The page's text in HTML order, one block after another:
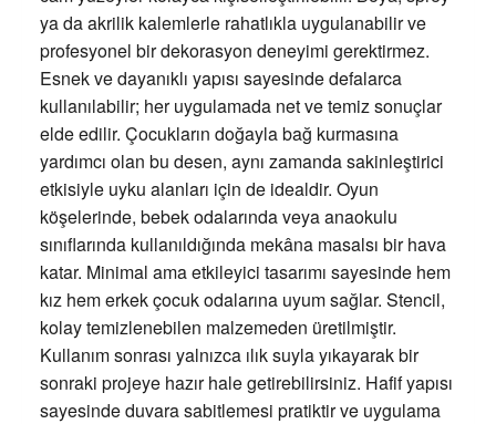
ya da akrilik kalemlerle rahatlıkla uygulanabilir ve
profesyonel bir dekorasyon deneyimi gerektirmez.
Esnek ve dayanıklı yapısı sayesinde defalarca
kullanılabilir; her uygulamada net ve temiz sonuçlar
elde edilir. Çocukların doğayla bağ kurmasına
yardımcı olan bu desen, aynı zamanda sakinleştirici
etkisiyle uyku alanları için de idealdir. Oyun
köşelerinde, bebek odalarında veya anaokulu
sınıflarında kullanıldığında mekâna masalsı bir hava
katar. Minimal ama etkileyici tasarımı sayesinde hem
kız hem erkek çocuk odalarına uyum sağlar. Stencil,
kolay temizlenebilen malzemeden üretilmiştir.
Kullanım sonrası yalnızca ılık suyla yıkayarak bir
sonraki projeye hazır hale getirebilirsiniz. Hafif yapısı
sayesinde duvara sabitlemesi pratiktir ve uygulama